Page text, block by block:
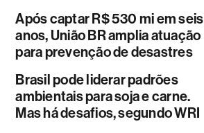
Após captar R$ 530 mi em seis
anos, União BR amplia atuação
para prevenção de desastres
Brasil pode liderar padrões
ambientais para soja e carne.
Mas há desafios, segundo WRI